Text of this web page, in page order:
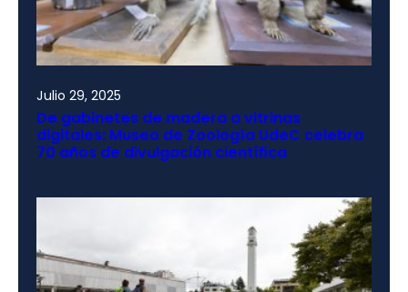
Julio 29, 2025
De gabinetes de madera a vitrinas
digitales: Museo de Zoología UdeC celebra
70 años de divulgación científica